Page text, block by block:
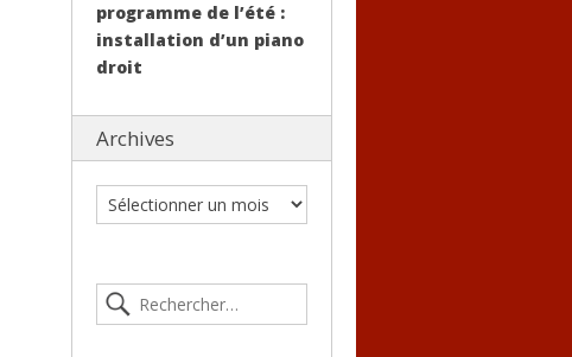
programme de l’été :
installation d’un piano
droit
Archives